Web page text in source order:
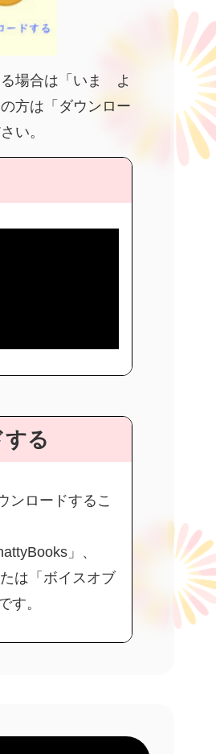
場合は「いま よ
方は「ダウンロー
い。
る
ンロードするこ
」、
は「ボイスオブ
す。